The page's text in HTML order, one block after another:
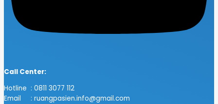
Call Center:
Hotline : 0811 3077 112
Email : ruangpasien.info@gmail.com